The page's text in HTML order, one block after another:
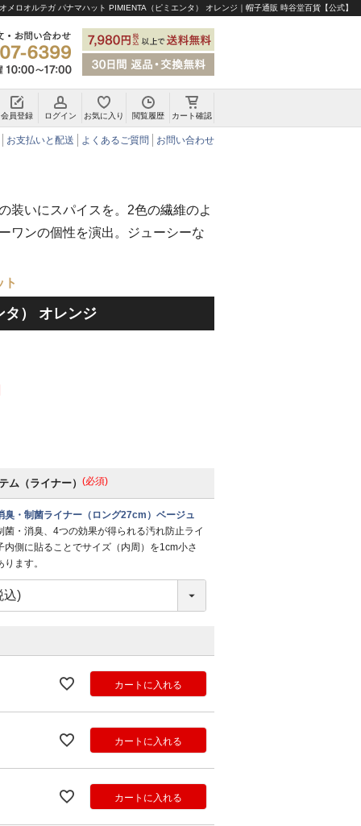
オメロオルテガ パナマハット PIMIENTA（ピミエンタ） オレンジ｜帽子通販 時谷堂百貨【公式】
会員登録 ログイン お気に入り 閲覧履歴 カート確認
お支払いと配送 よくあるご質問 お問い合わせ
装いにスパイスを。2色の繊維のよ
ワンの個性を演出。ジューシーな
ト
タ） オレンジ
ム（ライナー） (必須)
臭・制菌ライナー（ロング27cm）ベージュ
菌・消臭、4つの効果が得られる汚れ防止ライ
内側に貼ることでサイズ（内周）を1cm小さ
ます。
カートに入れる
カートに入れる
カートに入れる